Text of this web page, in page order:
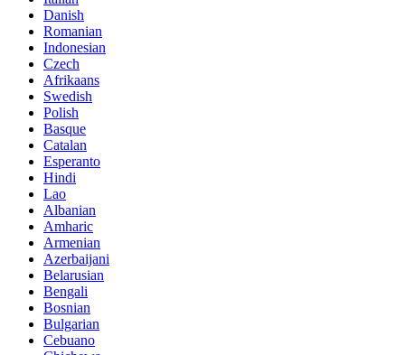
Danish
Romanian
Indonesian
Czech
Afrikaans
Swedish
Polish
Basque
Catalan
Esperanto
Hindi
Lao
Albanian
Amharic
Armenian
Azerbaijani
Belarusian
Bengali
Bosnian
Bulgarian
Cebuano